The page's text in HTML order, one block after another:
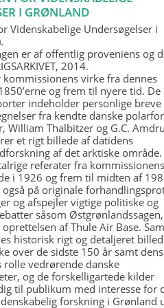
I GRØNLAND
Videnskabelige Undersøgelser i
er af offentlig proveniens og
2014.
kommissionens virke fra dennes
og frem til nyere tid.
indeholder personlige breve
fra kendte danske
William Thalbitzer og G.C.
et rigt billede af datidens
af det arktiske område.
referater fra
i 1926 og frem til midten af
også på originale
og afspejler vigtige politiske og
såsom
af Thule Air Base.
historisk rigt og detaljeret
over de sidste 150 år samt dens
rolle vedrørende danske
og de forskelligartede kilder
til publikum med interesse for
forskning i Grønland